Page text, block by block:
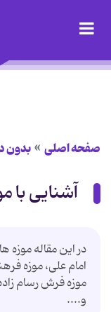
صفحه اصلی بدون
آشنایی با
در این مقاله
امام علی، موزه
موزه فرش رسام
و....